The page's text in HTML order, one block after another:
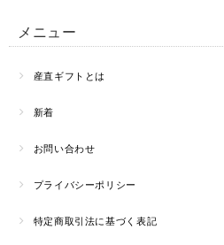
メニュー
産直ギフトとは
新着
お問い合わせ
プライバシーポリシー
特定商取引法に基づく表記